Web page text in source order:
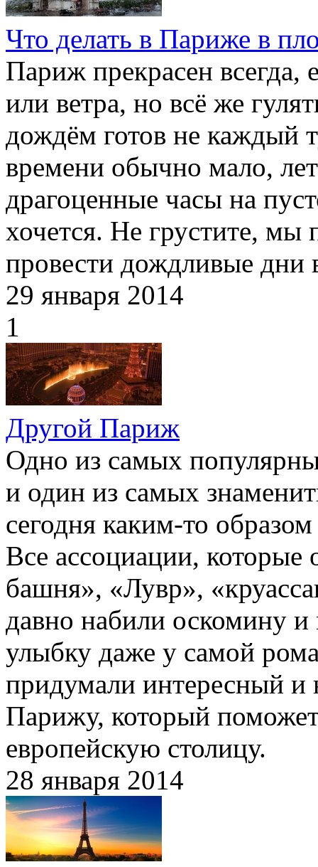
Что делать в Париже в
Париж прекрасен всегда,
или ветра, но всё же
дождём готов не каждый
времени обычно мало,
драгоценные часы на
хочется. Не грустите, мы
провести дождливые дни
29 января 2014
1
Другой Париж
Одно из самых
и один из самых
сегодня каким-то
Все ассоциации, которые
башня», «Лувр»,
давно набили оскомину и
улыбку даже у самой
придумали интересный
Парижу, который
европейскую столицу.
28 января 2014